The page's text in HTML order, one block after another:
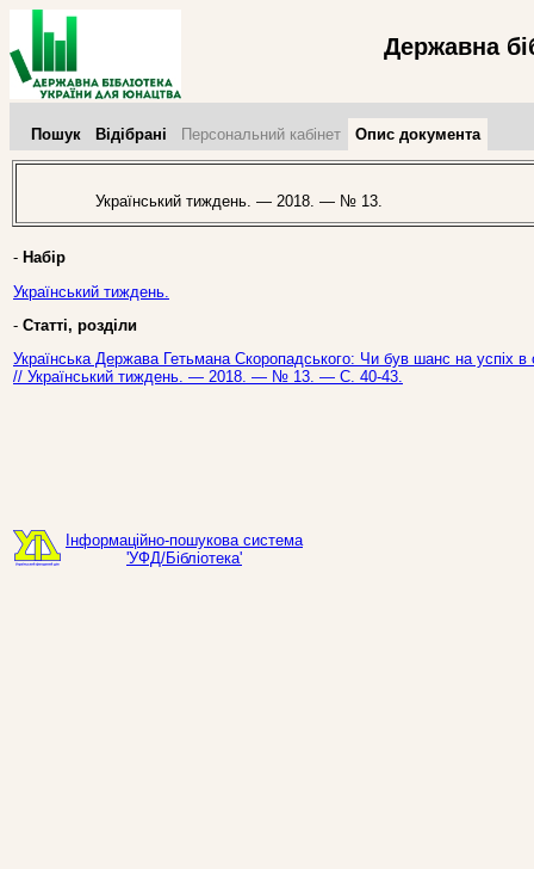
Державна
Пошук Відібрані Персональний кабінет Опис документа
Український тиждень. — 2018. — № 13.
- Набір
Український тиждень.
- Статті, розділи
Українська Держава Гетьмана Скоропадського: Чи був шанс на успіх
// Український тиждень. — 2018. — № 13. — С. 40-43.
Інформаційно-пошукова система
'УФД/Бібліотека'